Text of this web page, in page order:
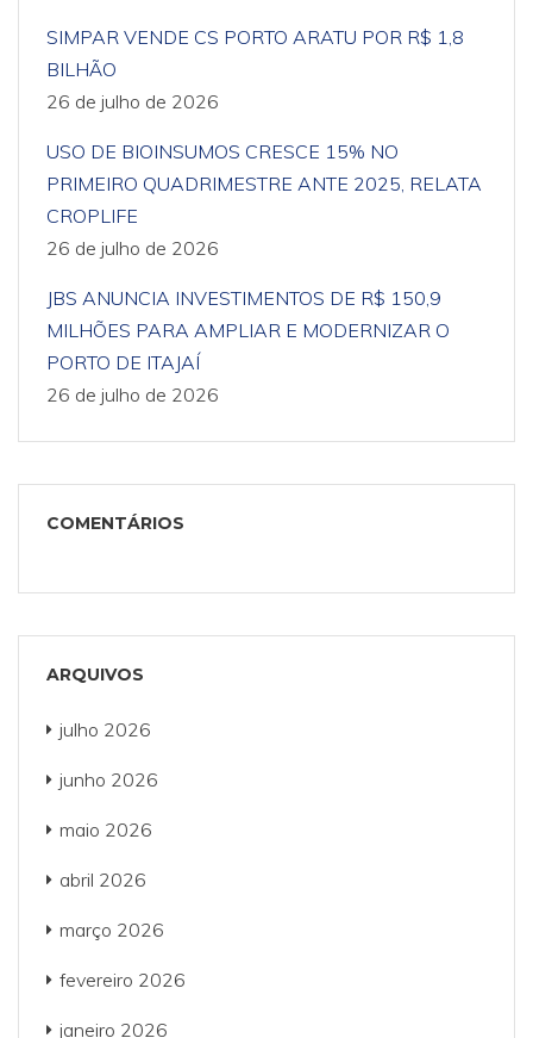
SIMPAR VENDE CS PORTO ARATU POR R$ 1,8
BILHÃO
26 de julho de 2026
USO DE BIOINSUMOS CRESCE 15% NO
PRIMEIRO QUADRIMESTRE ANTE 2025, RELATA
CROPLIFE
26 de julho de 2026
JBS ANUNCIA INVESTIMENTOS DE R$ 150,9
MILHÕES PARA AMPLIAR E MODERNIZAR O
PORTO DE ITAJAÍ
26 de julho de 2026
COMENTÁRIOS
ARQUIVOS
julho 2026
junho 2026
maio 2026
abril 2026
março 2026
fevereiro 2026
janeiro 2026